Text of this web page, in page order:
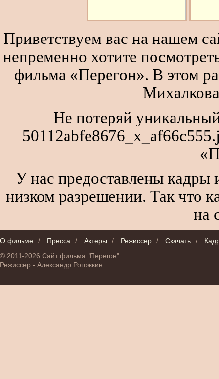
Приветствуем вас на нашем
непременно хотите
фильма «Перегон». В этом
Не потеряй
У нас предоставлены кадры
низком разрешении. Так что
на
О фильме / Пресса / Актеры / Режиссер / Скачать /
© 2011-2026 Сайт фильма "Перегон"
Режиссер - Александр Рогожкин